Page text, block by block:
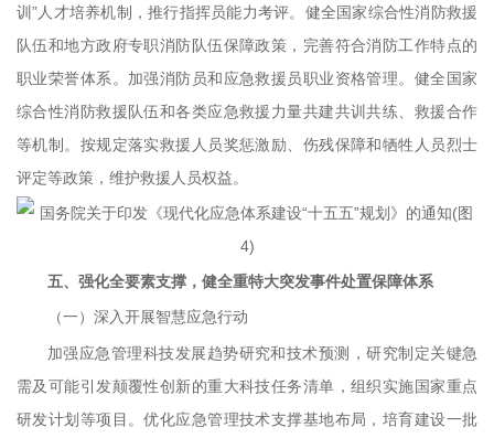
训”人才培养机制，推行指挥员能力考评。健全国家综合性消防救援
队伍和地方政府专职消防队伍保障政策，完善符合消防工作特点的
职业荣誉体系。加强消防员和应急救援员职业资格管理。健全国家
综合性消防救援队伍和各类应急救援力量共建共训共练、救援合作
等机制。按规定落实救援人员奖惩激励、伤残保障和牺牲人员烈士
评定等政策，维护救援人员权益。
五、强化全要素支撑，健全重特大突发事件处置保障体系
（一）深入开展智慧应急行动
加强应急管理科技发展趋势研究和技术预测，研究制定关键急
需及可能引发颠覆性创新的重大科技任务清单，组织实施国家重点
研发计划等项目。优化应急管理技术支撑基地布局，培育建设一批